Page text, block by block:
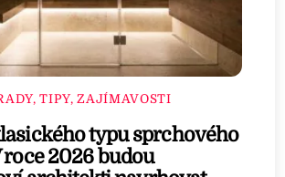
TIPY, ZAJÍMAVOSTI
typu sprchového
roce 2026 budou